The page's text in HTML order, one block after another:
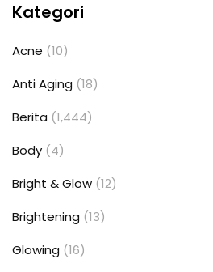
Kategori
Acne (10)
Anti Aging (18)
Berita (1,444)
Body (4)
Bright & Glow (12)
Brightening (13)
Glowing (16)